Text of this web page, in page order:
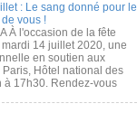
: Le sang donné pour le
vous !
À l'occasion de la fête
14 juillet 2020, une
en soutien aux
Hôtel national des
à 17h30. Rendez-vous